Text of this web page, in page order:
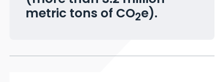
metric tons of CO2e).